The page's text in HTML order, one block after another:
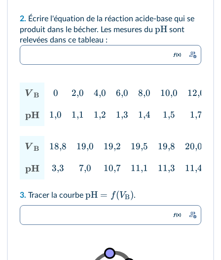
2. Écrire l'équation de la réaction acide‑base qui se
produit dans le bécher. Les mesures du pH sont
relevées dans ce tableau :
V B 0 2,0 4,0 6,0 8,0 10,0 12,0
pH 1,0 1,1 1,2 1,3 1,4 1,5 1,7
V B 18,8 19,0 19,2 19,5 19,8 20,0
pH 3,3 7,0 10,7 11,1 11,3 11,4
3. Tracer la courbe pH = f(VB).